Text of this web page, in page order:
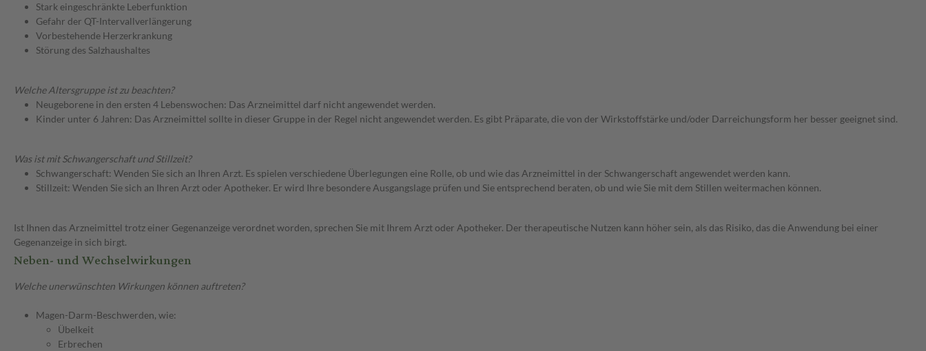
Stark eingeschränkte Leberfunktion
Gefahr der QT-Intervallverlängerung
Vorbestehende Herzerkrankung
Störung des Salzhaushaltes
Welche Altersgruppe ist zu beachten?
Neugeborene in den ersten 4 Lebenswochen: Das Arzneimittel darf nicht angewendet werden.
Kinder unter 6 Jahren: Das Arzneimittel sollte in dieser Gruppe in der Regel nicht angewendet werden. Es gibt Präparate, die von der Wirkstoffstärke und/oder Darreichungsform her besser geeignet sind.
Was ist mit Schwangerschaft und Stillzeit?
Schwangerschaft: Wenden Sie sich an Ihren Arzt. Es spielen verschiedene Überlegungen eine Rolle, ob und wie das Arzneimittel in der Schwangerschaft angewendet werden kann.
Stillzeit: Wenden Sie sich an Ihren Arzt oder Apotheker. Er wird Ihre besondere Ausgangslage prüfen und Sie entsprechend beraten, ob und wie Sie mit dem Stillen weitermachen können.
Ist Ihnen das Arzneimittel trotz einer Gegenanzeige verordnet worden, sprechen Sie mit Ihrem Arzt oder Apotheker. Der therapeutische Nutzen kann höher sein, als das Risiko, das die Anwendung bei einer
Gegenanzeige in sich birgt.
Neben- und Wechselwirkungen
Welche unerwünschten Wirkungen können auftreten?
Magen-Darm-Beschwerden, wie:
Übelkeit
Erbrechen